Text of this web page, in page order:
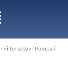
› Filter setovi-Pumpa i